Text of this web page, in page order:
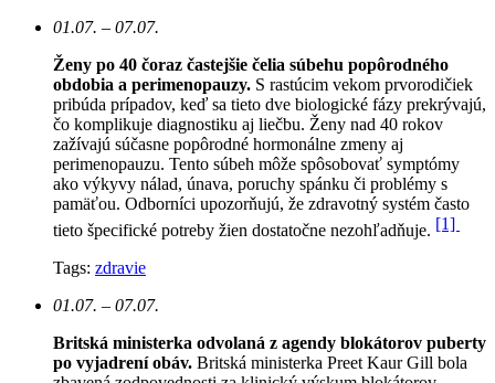
01.07. – 07.07.
Ženy po 40 čoraz častejšie čelia súbehu popôrodného
obdobia a perimenopauzy. S rastúcim vekom prvorodičiek
pribúda prípadov, keď sa tieto dve biologické fázy prekrývajú,
čo komplikuje diagnostiku aj liečbu. Ženy nad 40 rokov
zažívajú súčasne popôrodné hormonálne zmeny aj
perimenopauzu. Tento súbeh môže spôsobovať symptómy
ako výkyvy nálad, únava, poruchy spánku či problémy s
pamäťou. Odborníci upozorňujú, že zdravotný systém často
tieto špecifické potreby žien dostatočne nezohľadňuje. [1]
Tags: zdravie
01.07. – 07.07.
Britská ministerka odvolaná z agendy blokátorov puberty
po vyjadrení obáv. Britská ministerka Preet Kaur Gill bola